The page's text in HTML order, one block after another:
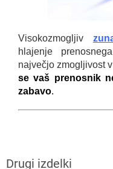
Visokozmogljiv
hlajenje
največjo zmogljivost
se vaš prenosnik
zabavo.